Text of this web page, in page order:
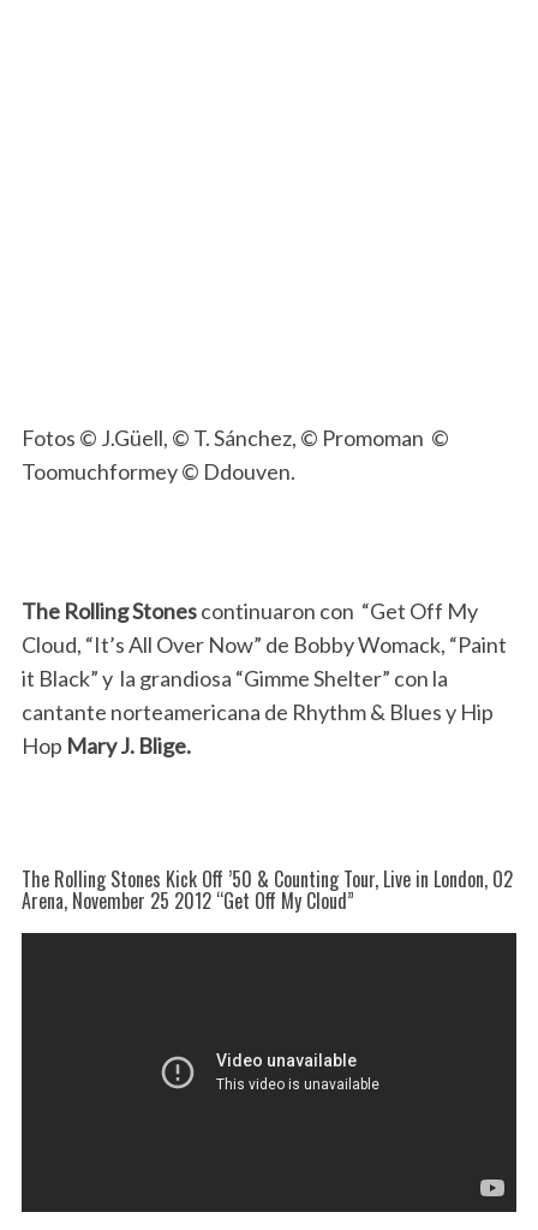
Fotos © J.Güell, © T. Sánchez, © Promoman ©
Toomuchformey © Ddouven.
The Rolling Stonescontinuaron con “Get Off My
Cloud, “It’s All Over Now” de Bobby Womack, “Paint
it Black” y la grandiosa “Gimme Shelter” con la
cantante norteamericana de Rhythm & Blues y Hip
Hop Mary J. Blige.
The Rolling Stones Kick Off ’50 & Counting Tour, Live in London, O2
Arena, November 25 2012 “Get Off My Cloud”